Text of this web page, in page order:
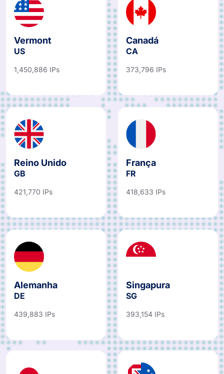
Vermont
US
Canadá
CA
Reino Unido
GB FR
DE
Singapura
SG